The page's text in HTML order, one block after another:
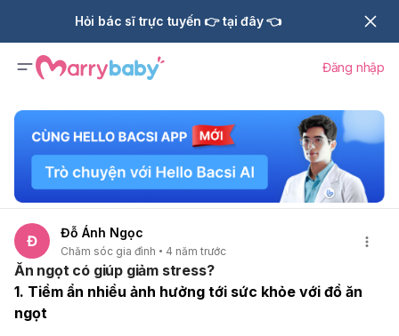
Hỏi bác sĩ trực tuyến 👉 tại đây 👈
Đăng nhập
Đ Đỗ Ánh Ngọc
Chăm sóc gia đình 4 năm trước
Ăn ngọt có giúp giảm stress?
1. Tiềm ẩn nhiều ảnh hưởng tới sức khỏe với đồ ăn
ngọt